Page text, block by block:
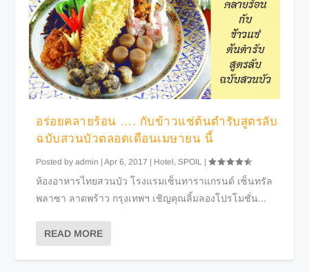
อร่อยคลายร้อน …. กับข้าวแช่ต้นตำรับสูตรลับ
ฉบับสวนบัวตลอดเดือนเมษายน นี้
Posted byadmin |Apr 6, 2017 | Hotel,SPOIL |
ห้องอาหารไทยสวนบัว โรงแรมเซ็นทาราแกรนด์ เซ็นทรัล
พลาซา ลาดพร้าว กรุงเทพฯ เชิญคุณลิ้มลองโปรโมชั่น...
READ MORE